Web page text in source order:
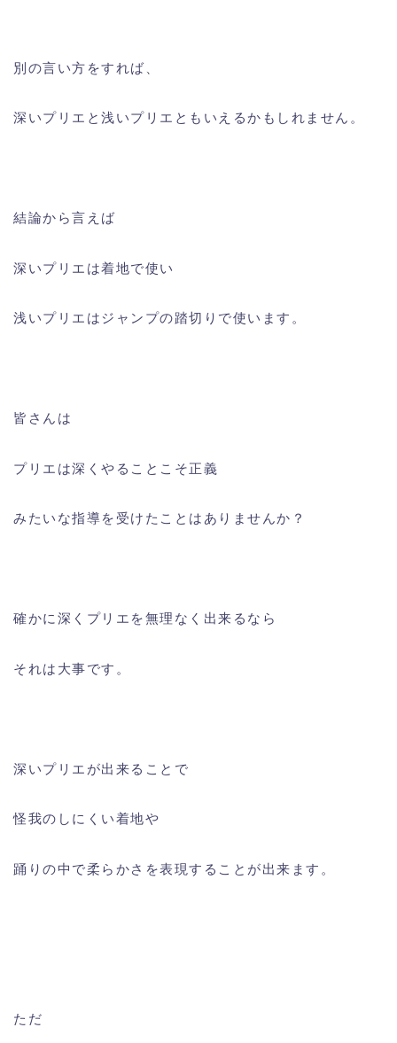
別の言い方をすれば、
深いプリエと浅いプリエともいえるかもしれません。
結論から言えば
深いプリエは着地で使い
浅いプリエはジャンプの踏切りで使います。
皆さんは
プリエは深くやることこそ正義
みたいな指導を受けたことはありませんか？
確かに深くプリエを無理なく出来るなら
それは大事です。
深いプリエが出来ることで
怪我のしにくい着地や
踊りの中で柔らかさを表現することが出来ます。
ただ